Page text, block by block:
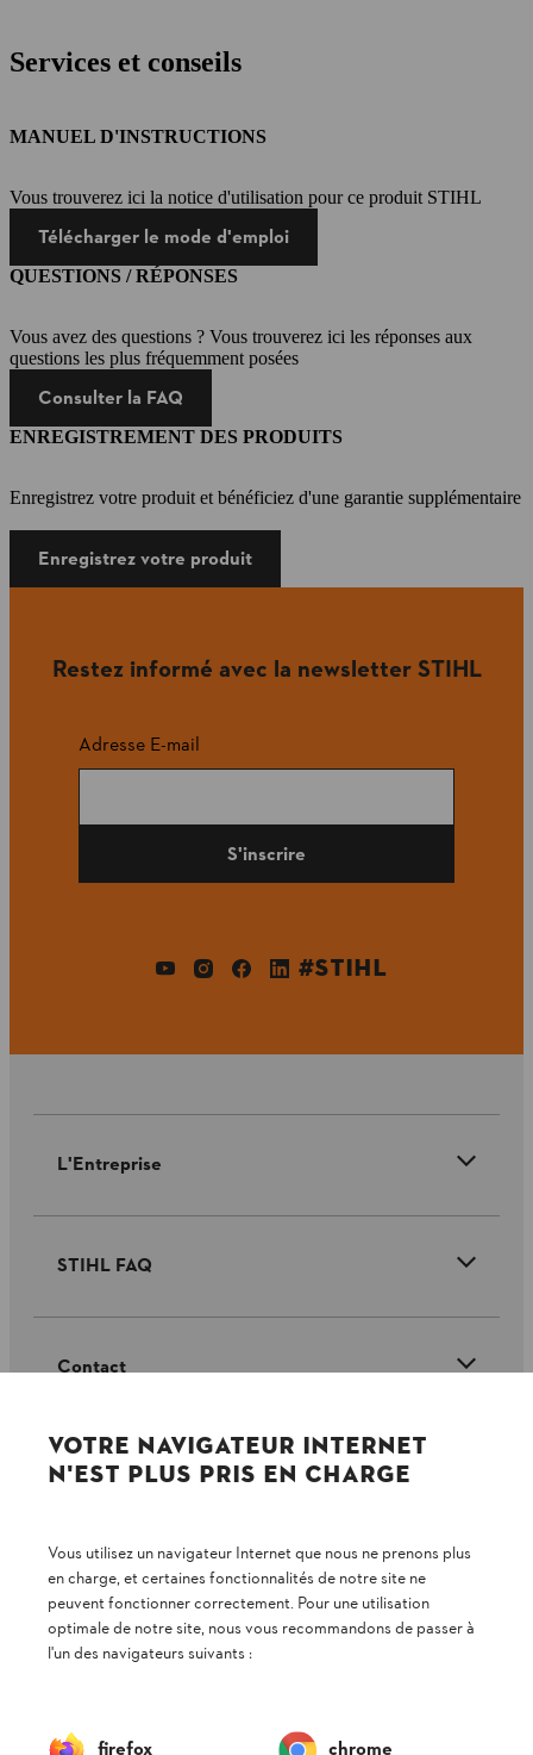
Services et conseils
MANUEL D'INSTRUCTIONS
Vous trouverez ici la notice d'utilisation pour ce produit STIHL
Télécharger le mode d'emploi
QUESTIONS / RÉPONSES
Vous avez des questions ? Vous trouverez ici les réponses aux
questions les plus fréquemment posées
Consulter la FAQ
ENREGISTREMENT DES PRODUITS
Enregistrez votre produit et bénéficiez d'une garantie supplémentaire
Enregistrez votre produit
Restez informé avec la newsletter STIHL
Adresse E-mail
S'inscrire
#STIHL
L'Entreprise
STIHL FAQ
Contact
Mentions légales Utilisation des cookies
Informations juridiques
VAT Number: BE 0427.714.768
VOTRE NAVIGATEUR INTERNET
N'EST PLUS PRIS EN CHARGE
Vous utilisez un navigateur Internet que nous ne prenons plus
en charge, et certaines fonctionnalités de notre site ne
peuvent fonctionner correctement. Pour une utilisation
optimale de notre site, nous vous recommandons de passer à
l'un des navigateurs suivants :